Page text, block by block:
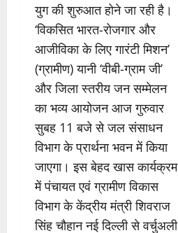
युग की शुरुआत होने जा रही है।
‘विकसित भारत-रोजगार और
आजीविका के लिए गारंटी मिशन’
(ग्रामीण) यानी ‘वीबी-ग्राम जी’
और जिला स्तरीय जन सम्मेलन
का भव्य आयोजन आज गुरुवार
सुबह 11 बजे से जल संसाधन
विभाग के प्रार्थना भवन में किया
जाएगा। इस बेहद खास कार्यक्रम
में पंचायत एवं ग्रामीण विकास
विभाग के केंद्रीय मंत्री शिवराज
सिंह चौहान नई दिल्ली से वर्चुअली